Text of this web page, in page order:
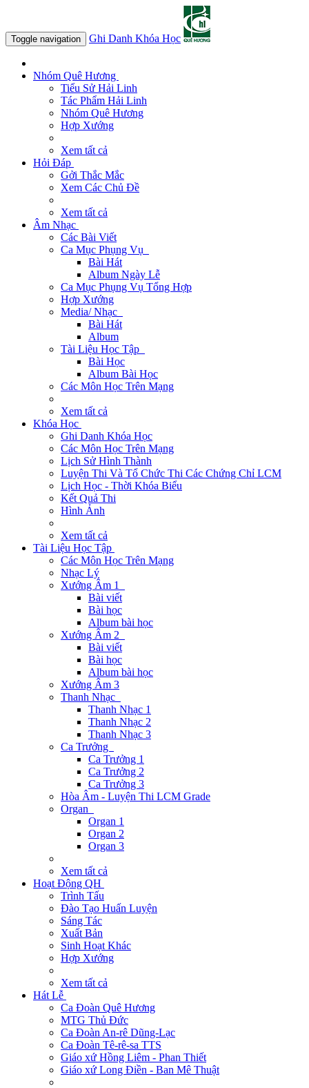
Toggle navigation Ghi Danh Khóa Học
Nhóm Quê Hương
Tiểu Sử Hải Linh
Tác Phẩm Hải Linh
Nhóm Quê Hương
Hợp Xướng
Xem tất cả
Hỏi Đáp
Gởi Thắc Mắc
Xem Các Chủ Đề
Xem tất cả
Âm Nhạc
Các Bài Viết
Ca Mục Phụng Vụ
Bài Hát
Album Ngày Lễ
Ca Mục Phụng Vụ Tổng Hợp
Hợp Xướng
Media/ Nhạc
Bài Hát
Album
Tài Liệu Học Tập
Bài Học
Album Bài Học
Các Môn Học Trên Mạng
Xem tất cả
Khóa Học
Ghi Danh Khóa Học
Các Môn Học Trên Mạng
Lịch Sử Hình Thành
Luyện Thi Và Tổ Chức Thi Các Chứng Chỉ LCM
Lịch Học - Thời Khóa Biểu
Kết Quả Thi
Hình Ảnh
Xem tất cả
Tài Liệu Học Tập
Các Môn Học Trên Mạng
Nhạc Lý
Xướng Âm 1
Bài viết
Bài học
Album bài học
Xướng Âm 2
Bài viết
Bài học
Album bài học
Xướng Âm 3
Thanh Nhạc
Thanh Nhạc 1
Thanh Nhạc 2
Thanh Nhạc 3
Ca Trưởng
Ca Trưởng 1
Ca Trưởng 2
Ca Trưởng 3
Hòa Âm - Luyện Thi LCM Grade
Organ
Organ 1
Organ 2
Organ 3
Xem tất cả
Hoạt Động QH
Trình Tấu
Đào Tạo Huấn Luyện
Sáng Tác
Xuất Bản
Sinh Hoạt Khác
Hợp Xướng
Xem tất cả
Hát Lễ
Ca Đoàn Quê Hương
MTG Thủ Đức
Ca Đoàn An-rê Dũng-Lạc
Ca Đoàn Tê-rê-sa TTS
Giáo xứ Hồng Liêm - Phan Thiết
Giáo xứ Long Điền - Ban Mê Thuật